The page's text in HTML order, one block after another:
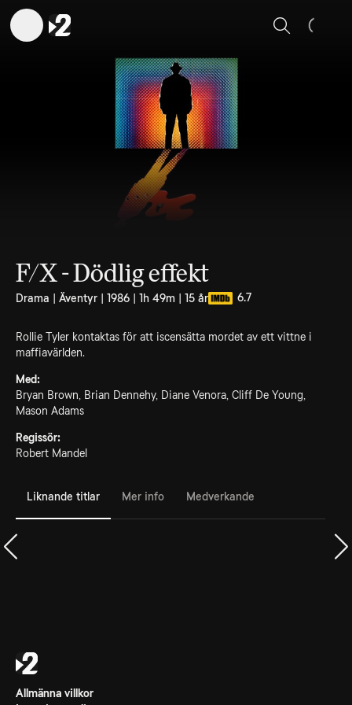
Sök
F/X - Dödlig effekt
Drama | Äventyr | 1986 | 1h 49m | 15 år 6.7
Rollie Tyler kontaktas för att iscensätta mordet av ett vittne i
maffiavärlden.
Med:
Bryan Brown, Brian Dennehy, Diane Venora, Cliff De Young,
Mason Adams
Regissör:
Robert Mandel
Liknande titlar Mer info Medverkande
Allmänna villkor